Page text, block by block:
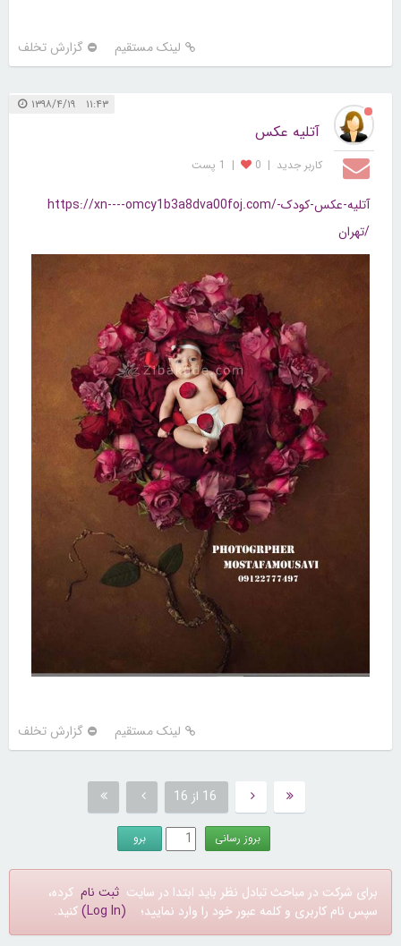
لینک مستقیم گزارش تخلف
۱۱:۴۳ ۱۳۹۸/۴/۱۹
آتلیه عکس
کاربر جديد |
0
| 1 پست
https://xn----omcy1b3a8dva00foj.com/آتلیه-عکس-کودک-
تهران/
لینک مستقیم گزارش تخلف
16 از 16
برای شرکت در مباحث تبادل نظر باید ابتدا در سایت ثبت نام کرده،
سپس نام کاربری و کلمه عبور خود را وارد نمایید؛ (Log In) کنید.